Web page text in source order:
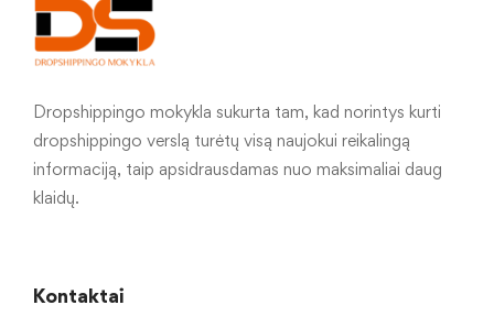
Dropshippingo mokykla sukurta tam, kad norintys kurti
dropshippingo verslą turėtų visą naujokui reikalingą
informaciją, taip apsidrausdamas nuo maksimaliai daug
klaidų.
Kontaktai